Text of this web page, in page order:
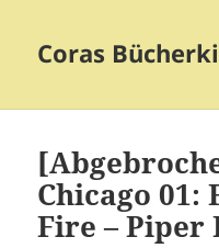
Coras
Chicago
Fire – Piper